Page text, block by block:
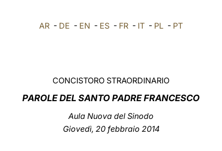
العربيّة AR - DE - EN - ES - FR - IT - PL - PT
CONCISTORO STRAORDINARIO
PAROLEDEL SANTO PADRE FRANCESCO
Aula Nuova del Sinodo
Giovedì, 20 febbraio 2014